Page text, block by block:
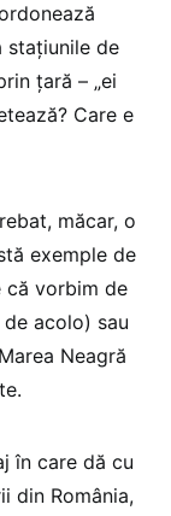
stațiunile de
țară – „ei
Care e
măcar, o
exemple de
că vorbim de
acolo) sau
Neagră
în care dă cu
din România,